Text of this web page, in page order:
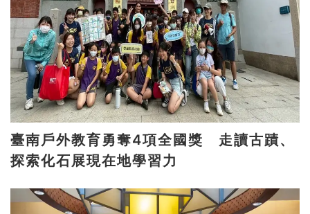
臺南戶外教育勇奪4項全國獎 走讀古蹟、
探索化石展現在地學習力